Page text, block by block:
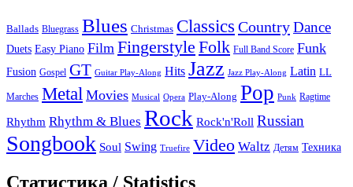
Ballads Bluegrass Blues Christmas Classics CountryDance
Duets Easy Piano Film Fingerstyle Folk Full Band Score Funk
Fusion Gospel GT Guitar Play-Along Hits Jazz Jazz Play-Along Latin LL
Marches Metal Movies Musical Opera Play-Along Pop Punk Ragtime
Rhythm Rhythm & Blues Rock Rock'n'Roll Russian
Songbook Soul Swing Truefire Video Waltz Детям Техника
Статистика / Statistics